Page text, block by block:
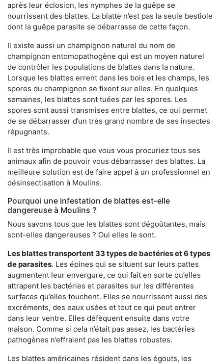
après leur éclosion, les nymphes de la guêpe se
nourrissent des blattes. La blatte n’est pas la seule bestiole
dont la guêpe parasite se débarrasse de cette façon.
Il existe aussi un champignon naturel du nom de
champignon entomopathogène qui est un moyen naturel
de contrôler les populations de blattes dans la nature.
Lorsque les blattes errent dans les bois et les champs, les
spores du champignon se fixent sur elles. En quelques
semaines, les blattes sont tuées par les spores. Les
spores sont aussi transmises entre blattes, ce qui permet
de se débarrasser d’un très grand nombre de ses insectes
répugnants.
Il est très improbable que vous vous procuriez tous ses
animaux afin de pouvoir vous débarrasser des blattes. La
meilleure solution est de faire appel à un professionnel en
désinsectisation à Moulins.
Pourquoi une infestation de blattes est-elle
dangereuse à Moulins ?
Nous savons tous que les blattes sont dégoûtantes, mais
sont-elles dangereuses ? Oui elles le sont.
Les blattes transportent 33 types de bactéries et 6 types
de parasites. Les épines qui se situent sur leurs pattes
augmentent leur envergure, ce qui fait en sorte qu’elles
attrapent les bactéries et parasites sur les différentes
surfaces qu’elles touchent. Elles se nourrissent aussi des
excréments, des eaux usées et tout ce qui peut entrer
dans leur ventre. Elles défèquent ensuite dans votre
maison. Comme si cela n’était pas assez, les bactéries
pathogènes n’effraient pas les blattes robustes.
Les blattes américaines résident dans les égouts, les